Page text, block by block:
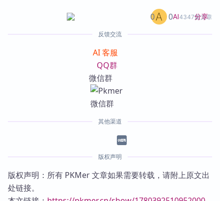
AI4347篇文章
0 0 分享
反馈交流
AI 客服
QQ群
微信群
其他渠道
版权声明
版权声明：所有 PKMer 文章如果需要转载，请附上原文出
处链接。